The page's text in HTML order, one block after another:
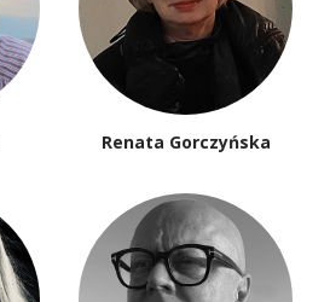
Renata Gorczyńska